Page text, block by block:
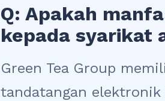
Q: Apakah
kepada syarikat
Green Tea Group
tandatangan